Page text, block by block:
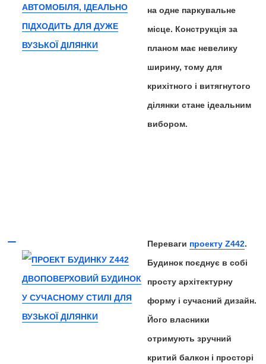
на одне паркувальне
місце. Конструкція за
планом має невелику
ширину, тому для
крихітного і витягнутого
ділянки стане ідеальним
вибором.
Переваги проекту Z442.
Будинок поєднує в собі
просту архітектурну
форму і сучасний дизайн.
Його власники
отримують зручний
критий балкон і просторі